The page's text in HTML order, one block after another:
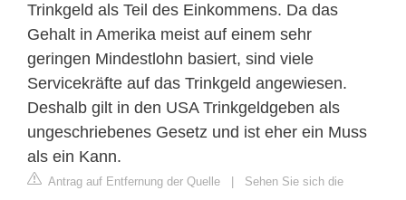
Trinkgeld als Teil des Einkommens. Da das
Gehalt in Amerika meist auf einem sehr
geringen Mindestlohn basiert, sind viele
Servicekräfte auf das Trinkgeld angewiesen.
Deshalb gilt in den USA Trinkgeldgeben als
ungeschriebenes Gesetz und ist eher ein Muss
als ein Kann.
Antrag auf Entfernung der Quelle
Sehen Sie sich die